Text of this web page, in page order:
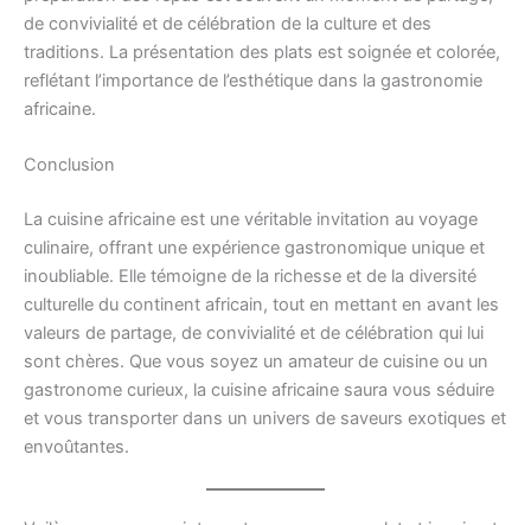
de convivialité et de célébration de la culture et des
traditions. La présentation des plats est soignée et colorée,
reflétant l’importance de l’esthétique dans la gastronomie
africaine.
Conclusion
La cuisine africaine est une véritable invitation au voyage
culinaire, offrant une expérience gastronomique unique et
inoubliable. Elle témoigne de la richesse et de la diversité
culturelle du continent africain, tout en mettant en avant les
valeurs de partage, de convivialité et de célébration qui lui
sont chères. Que vous soyez un amateur de cuisine ou un
gastronome curieux, la cuisine africaine saura vous séduire
et vous transporter dans un univers de saveurs exotiques et
envoûtantes.